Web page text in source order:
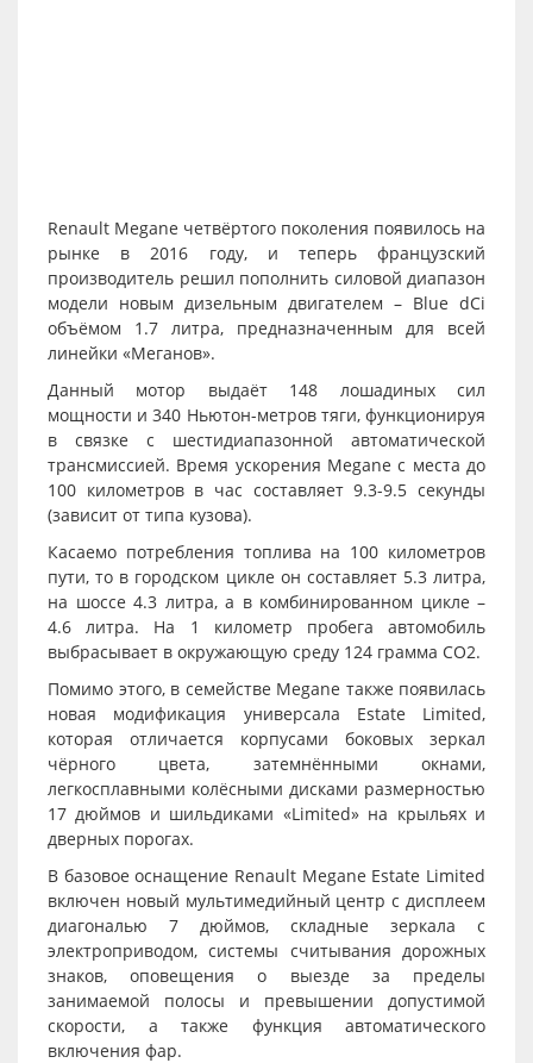
Renault Megane четвёртого поколения появилось на
рынке в 2016 году, и теперь французский
производитель решил пополнить силовой диапазон
модели новым дизельным двигателем – Blue dCi
объёмом 1.7 литра, предназначенным для всей
линейки «Меганов».
Данный мотор выдаёт 148 лошадиных сил
мощности и 340 Ньютон-метров тяги, функционируя
в связке с шестидиапазонной автоматической
трансмиссией. Время ускорения Megane с места до
100 километров в час составляет 9.3-9.5 секунды
(зависит от типа кузова).
Касаемо потребления топлива на 100 километров
пути, то в городском цикле он составляет 5.3 литра,
на шоссе 4.3 литра, а в комбинированном цикле –
4.6 литра. На 1 километр пробега автомобиль
выбрасывает в окружающую среду 124 грамма CO2.
Помимо этого, в семействе Megane также появилась
новая модификация универсала Estate Limited,
которая отличается корпусами боковых зеркал
чёрного цвета, затемнёнными окнами,
легкосплавными колёсными дисками размерностью
17 дюймов и шильдиками «Limited» на крыльях и
дверных порогах.
В базовое оснащение Renault Megane Estate Limited
включен новый мультимедийный центр с дисплеем
диагональю 7 дюймов, складные зеркала с
электроприводом, системы считывания дорожных
знаков, оповещения о выезде за пределы
занимаемой полосы и превышении допустимой
скорости, а также функция автоматического
включения фар.